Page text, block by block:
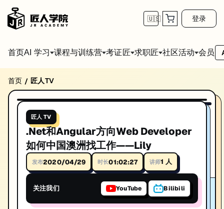
🇺🇸 登录
首页AI 学习 课程与训练营 考证匠 求职匠 社区活动 会员
.Net和Angular方向Web Developer如何中国
.Net和Angular方向Web Developer如何中国澳洲找工作——Lily。IT技
讲师: Lily Jiang
时长: 01:02:27
发布日期: 2020/4/28
本视频由匠人学院提供，涵盖IT技术相关知识点，帮助你系统学习和提
首页 / 匠人TV
播放视频
匠人 TV
.Net和Angular方向Web Developer
如何中国澳洲找工作——Lily
发布2020/04/29 时长01:02:27 讲师1 人
关注我们 YouTube Bilibili